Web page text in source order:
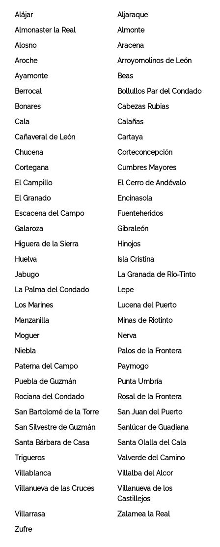
Alájar
Aljaraque
Almonaster la Real
Almonte
Alosno
Aracena
Aroche
Arroyomolinos de León
Ayamonte
Beas
Berrocal
Bollullos Par del Condado
Bonares
Cabezas Rubias
Cala
Calañas
Cañaveral de León
Cartaya
Chucena
Corteconcepción
Cortegana
Cumbres Mayores
El Campillo
El Cerro de Andévalo
El Granado
Encinasola
Escacena del Campo
Fuenteheridos
Galaroza
Gibraleón
Higuera de la Sierra
Hinojos
Huelva
Isla Cristina
Jabugo
La Granada de Río-Tinto
La Palma del Condado
Lepe
Los Marines
Lucena del Puerto
Manzanilla
Minas de Riotinto
Moguer
Nerva
Niebla
Palos de la Frontera
Paterna del Campo
Paymogo
Puebla de Guzmán
Punta Umbría
Rociana del Condado
Rosal de la Frontera
San Bartolomé de la Torre
San Juan del Puerto
San Silvestre de Guzmán
Sanlúcar de Guadiana
Santa Bárbara de Casa
Santa Olalla del Cala
Trigueros
Valverde del Camino
Villablanca
Villalba del Alcor
Villanueva de las Cruces
Villanueva de los
Castillejos
Villarrasa
Zalamea la Real
Zufre